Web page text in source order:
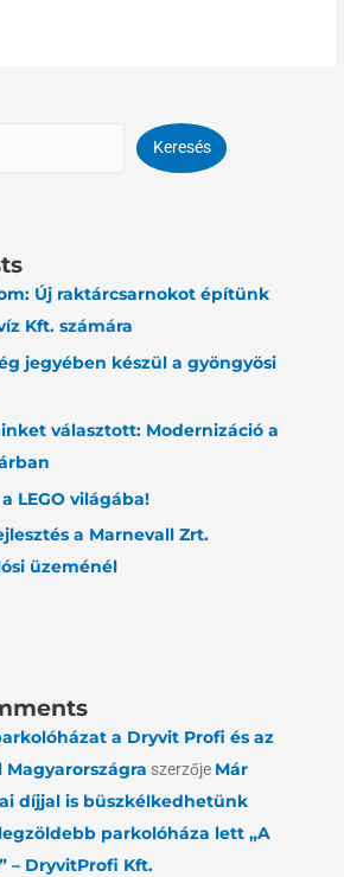
Keresés
Új raktárcsarnokot építünk
Kft. számára
jegyében készül a gyöngyösi
választott: Modernizáció a
LEGO világába!
a Marnevall Zrt.
üzeménél
a Dryvit Profi és az
szerzője Már
díjjal is büszkélkedhetünk
parkolóháza lett „A
– DryvitProfi Kft.